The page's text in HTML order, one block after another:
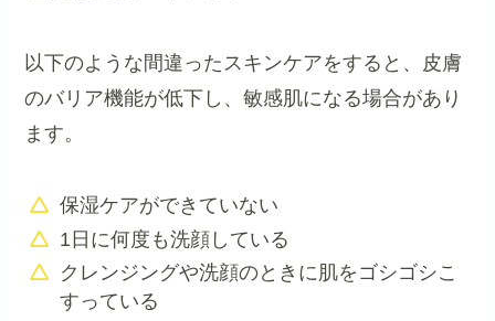
以下のような間違ったスキンケアをすると、皮膚
のバリア機能が低下し、敏感肌になる場合があり
ます。
保湿ケアができていない
1日に何度も洗顔している
クレンジングや洗顔のときに肌をゴシゴシこ
すっている